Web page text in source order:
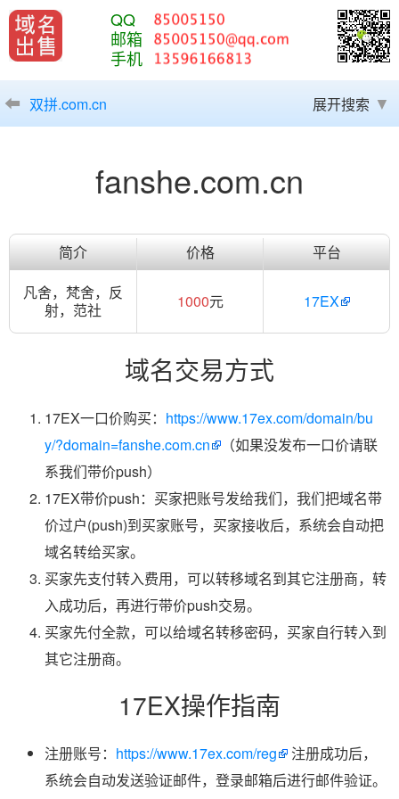
QQ
邮箱
手机
双拼.com.cn 展开搜索
fanshe.com.cn
简介 价格
平台
凡舍，梵舍，反
射，范社
1000元 17EX
域名交易方式
17EX一口价购买： https://www.17ex.com/domain/bu
y/?domain=fanshe.com.cn
（如果没发布一口价请联
系我们带价push）
17EX带价push：买家把账号发给我们，我们把域名带
价过户(push)到买家账号，买家接收后，系统会自动把
域名转给买家。
买家先支付转入费用，可以转移域名到其它注册商，转
入成功后，再进行带价push交易。
买家先付全款，可以给域名转移密码，买家自行转入到
其它注册商。
17EX操作指南
注册账号： https://www.17ex.com/reg
注册成功后，
系统会自动发送验证邮件，登录邮箱后进行邮件验证。